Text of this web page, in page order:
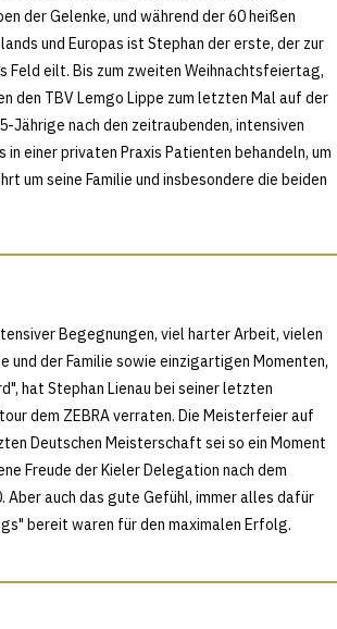
der Gelenke, und während der 60 heißen
und Europas ist Stephan der erste, der zur
Feld eilt. Bis zum zweiten Weihnachtsfeiertag,
den TBV Lemgo Lippe zum letzten Mal auf der
Jährige nach den zeitraubenden, intensiven
in einer privaten Praxis Patienten behandeln, um
um seine Familie und insbesondere die beiden
Begegnungen, viel harter Arbeit, vielen
und der Familie sowie einzigartigen Momenten,
hat Stephan Lienau bei seiner letzten
dem ZEBRA verraten. Die Meisterfeier auf
Deutschen Meisterschaft sei so ein Moment
Freude der Kieler Delegation nach dem
Aber auch das gute Gefühl, immer alles dafür
bereit waren für den maximalen Erfolg.